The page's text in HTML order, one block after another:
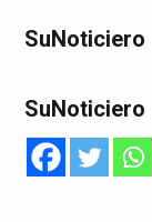
SuNoticiero
SuNoticiero